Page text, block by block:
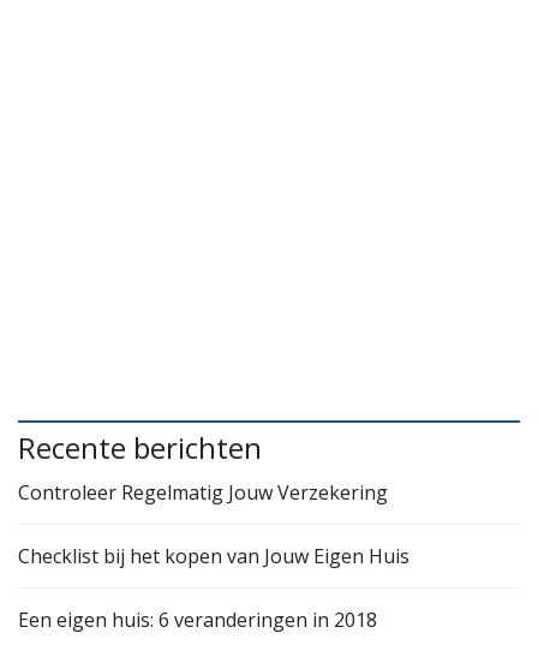
Recente berichten
Controleer Regelmatig Jouw Verzekering
Checklist bij het kopen van Jouw Eigen Huis
Een eigen huis: 6 veranderingen in 2018